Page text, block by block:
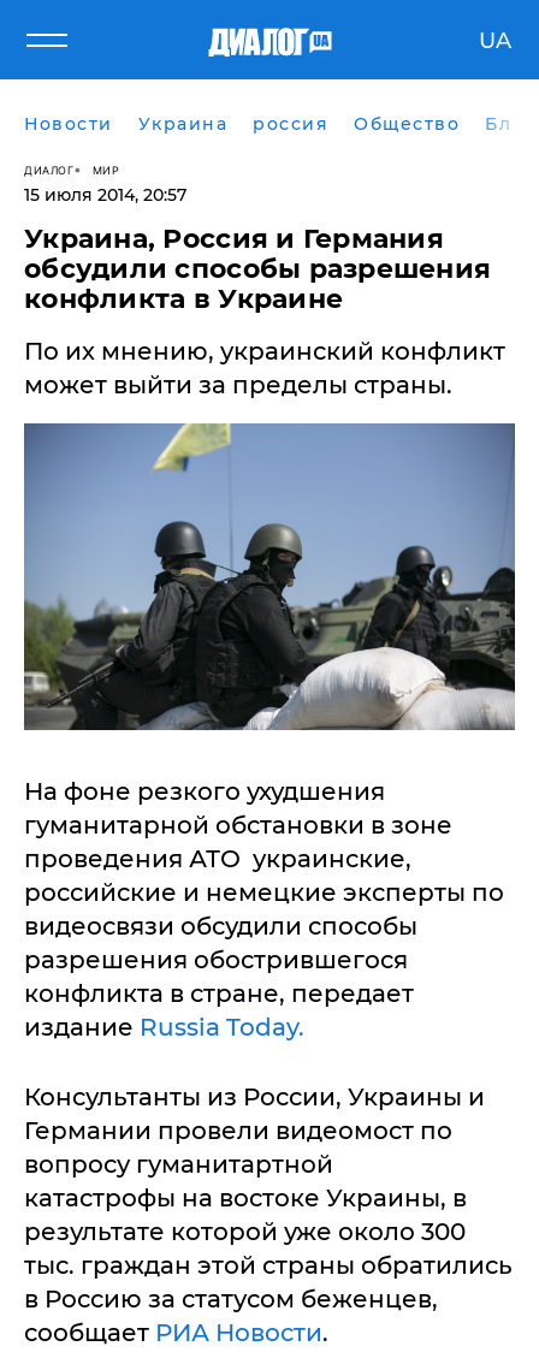
UA
Новости Украина россия Общество
ДИАЛОГ МИР
15 июля 2014, 20:57
Украина, Россия и Германия
обсудили способы разрешения
конфликта в Украине
По их мнению, украинский конфликт
может выйти за пределы страны.
На фоне резкого ухудшения
гуманитарной обстановки в зоне
проведения АТО украинские,
российские и немецкие эксперты по
видеосвязи обсудили способы
разрешения обострившегося
конфликта в стране, передает
издание Russia Today.
Консультанты из России, Украины и
Германии провели видеомост по
вопросу гуманитартной
катастрофы на востоке Украины, в
результате которой уже около 300
тыс. граждан этой страны обратились
в Россию за статусом беженцев,
сообщает РИА Новости.